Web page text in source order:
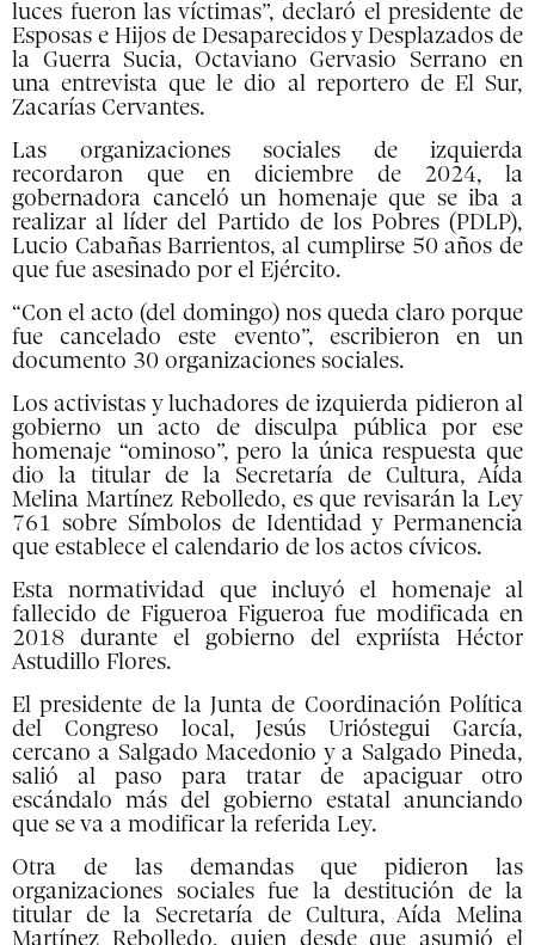
luces fueron las víctimas”, declaró el presidente de
Esposas e Hijos de Desaparecidos y Desplazados de
la Guerra Sucia, Octaviano Gervasio Serrano en
una entrevista que le dio al reportero de El Sur,
Zacarías Cervantes.
Las organizaciones sociales de izquierda
recordaron que en diciembre de 2024, la
gobernadora canceló un homenaje que se iba a
realizar al líder del Partido de los Pobres (PDLP),
Lucio Cabañas Barrientos, al cumplirse 50 años de
que fue asesinado por el Ejército.
“Con el acto (del domingo) nos queda claro porque
fue cancelado este evento”, escribieron en un
documento 30 organizaciones sociales.
Los activistas y luchadores de izquierda pidieron al
gobierno un acto de disculpa pública por ese
homenaje “ominoso”, pero la única respuesta que
dio la titular de la Secretaría de Cultura, Aída
Melina Martínez Rebolledo, es que revisarán la Ley
761 sobre Símbolos de Identidad y Permanencia
que establece el calendario de los actos cívicos.
Esta normatividad que incluyó el homenaje al
fallecido de Figueroa Figueroa fue modificada en
2018 durante el gobierno del expriísta Héctor
Astudillo Flores.
El presidente de la Junta de Coordinación Política
del Congreso local, Jesús Urióstegui García,
cercano a Salgado Macedonio y a Salgado Pineda,
salió al paso para tratar de apaciguar otro
escándalo más del gobierno estatal anunciando
que se va a modificar la referida Ley.
Otra de las demandas que pidieron las
organizaciones sociales fue la destitución de la
titular de la Secretaría de Cultura, Aída Melina
Martínez Rebolledo, quien desde que asumió el